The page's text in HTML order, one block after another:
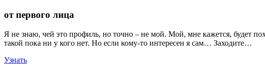
от первого лица
Я не знаю, чей это профиль, но точно – не мой. Мой, мне кажется, будет
такой пока ни у кого нет. Но если кому-то интересен я сам… Заходите…
Узнать